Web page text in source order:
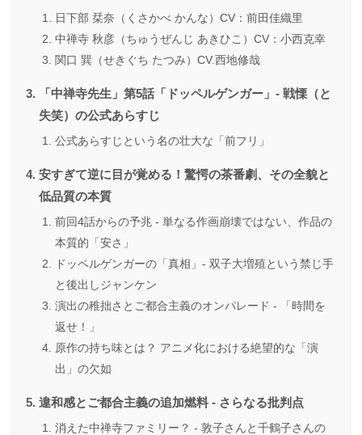
日下部 栞奈（くさかべ かんな）CV：前田佳織里
中禅寺 秋彦（ちゅうぜんじ あきひこ）CV：小西克幸
関口 巽（せきぐち たつみ）CV.西地修哉
「中禅寺先生」第5話「ドッペルゲンガー」- 戦慄（と
失笑）の公式あらすじ
公式あらすじという名の壮大な「前フリ」
安すぎて逆に目が覚める！驚愕の茶番劇、その全貌と
低品質の本質
前回4話からの予兆 - 単なる作画崩壊ではない、作品の
本質的「安さ」
ドッペルゲンガーの「真相」- 双子大増殖という禁じ手
と後出しジャンケン
演出の稚拙さとご都合主義のオンパレード - 「時間を
返せ！」
原作の持ち味とは？ アニメ化における絶望的な「演
出」の欠如
違和感とご都合主義の追加燃料 - さらなる批判点
消えた中禅寺ファミリー？ - 敦子さんと千鶴子さんの